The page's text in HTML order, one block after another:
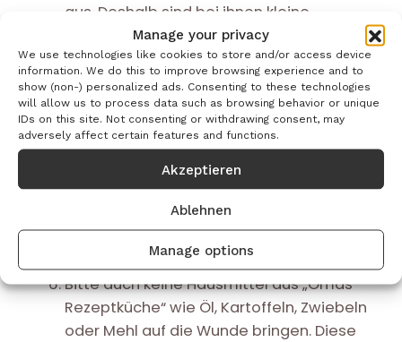
Manage your privacy
We use technologies like cookies to store and/or access device
information. We do this to improve browsing experience and to
show (non-) personalized ads. Consenting to these technologies
will allow us to process data such as browsing behavior or unique
IDs on this site. Not consenting or withdrawing consent, may
adversely affect certain features and functions.
Akzeptieren
Ablehnen
Manage options
aus. Deshalb sind bei ihnen kleine
Verbrennungen bzw. Verbrühungen am
Körperstamm oder Kopf nicht zu kühlen.
Reinige die Wunde sanft von
Verschmutzungen.
Don´t: einen Eisbeutel oder einen Kühlakku
direkt auf die Haut legen – das kann
verletzte Haut noch zusätzlich schädigen.
Bitte auch keine Hausmittel aus „Omas
Rezeptküche“ wie Öl, Kartoffeln, Zwiebeln
oder Mehl auf die Wunde bringen. Diese